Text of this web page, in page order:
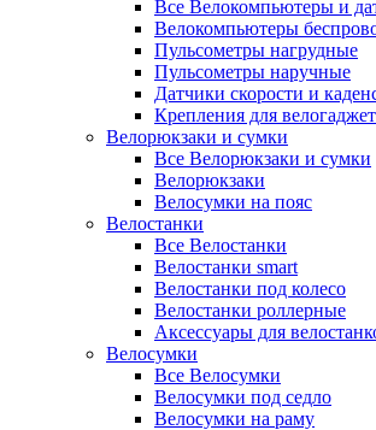
Все Велокомпьютеры и
Велокомпьютеры
Пульсометры нагрудные
Пульсометры наручные
Датчики скорости и
Крепления для
Велорюкзаки и сумки
Все Велорюкзаки и сумки
Велорюкзаки
Велосумки на пояс
Велостанки
Все Велостанки
Велостанки smart
Велостанки под колесо
Велостанки роллерные
Аксессуары для
Велосумки
Все Велосумки
Велосумки под седло
Велосумки на раму